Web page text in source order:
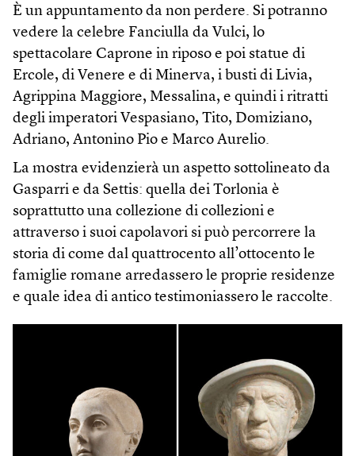
È un appuntamento da non perdere. Si potranno
vedere la celebre Fanciulla da Vulci, lo
spettacolare Caprone in riposo e poi statue di
Ercole, di Venere e di Minerva, i busti di Livia,
Agrippina Maggiore, Messalina, e quindi i ritratti
degli imperatori Vespasiano, Tito, Domiziano,
Adriano, Antonino Pio e Marco Aurelio.
La mostra evidenzierà un aspetto sottolineato da
Gasparri e da Settis: quella dei Torlonia è
soprattutto una collezione di collezioni e
attraverso i suoi capolavori si può percorrere la
storia di come dal quattrocento all’ottocento le
famiglie romane arredassero le proprie residenze
e quale idea di antico testimoniassero le raccolte.